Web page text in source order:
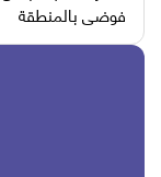
فوضى بالمنطقة